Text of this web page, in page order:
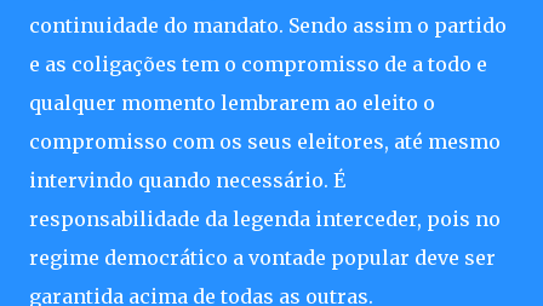
continuidade do mandato. Sendo assim o partido
e as coligações tem o compromisso de a todo e
qualquer momento lembrarem ao eleito o
compromisso com os seus eleitores, até mesmo
intervindo quando necessário. É
responsabilidade da legenda interceder, pois no
regime democrático a vontade popular deve ser
garantida acima de todas as outras.